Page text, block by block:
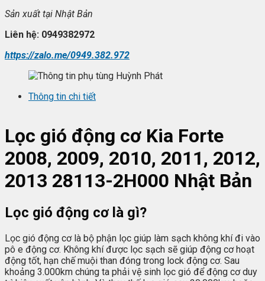
Sản xuất tại Nhật Bản
Liên hệ: 0949382972
https://zalo.me/0949.382.972
Thông tin chi tiết
Lọc gió động cơ Kia Forte
2008, 2009, 2010, 2011, 2012,
2013 28113-2H000 Nhật Bản
Lọc gió động cơ là gì?
Lọc gió động cơ là bộ phận lọc giúp làm sạch không khí đi vào
pô e động cơ. Không khí được lọc sạch sẽ giúp động cơ hoạt
động tốt, hạn chế muội than đóng trong lock động cơ. Sau
khoảng 3.000km chúng ta phải vệ sinh lọc gió để động cơ duy